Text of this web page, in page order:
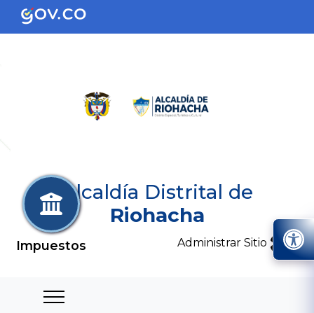
Alcaldía Distrital de
Riohacha
Administrar Sitio
Impuestos